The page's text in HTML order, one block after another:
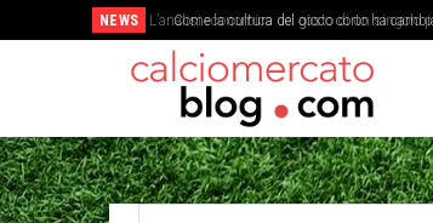
NEWS Come la cultura del gioco corto ha